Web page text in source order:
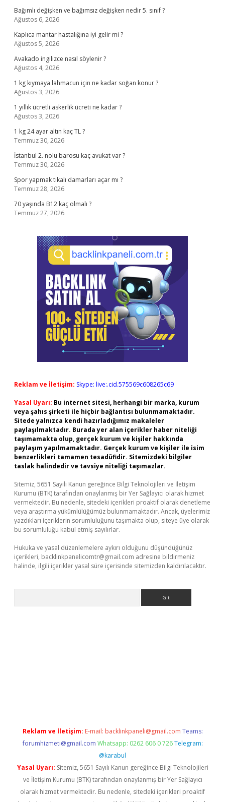
Bağımlı değişken ve bağımsız değişken nedir 5. sınıf ?
Ağustos 6, 2026
Kaplıca mantar hastalığına iyi gelir mi ?
Ağustos 5, 2026
Avakado ingilizce nasıl söylenir ?
Ağustos 4, 2026
1 kg kıymaya lahmacun için ne kadar soğan konur ?
Ağustos 3, 2026
1 yıllık ücretli askerlik ücreti ne kadar ?
Ağustos 3, 2026
1 kg 24 ayar altın kaç TL ?
Temmuz 30, 2026
İstanbul 2. nolu barosu kaç avukat var ?
Temmuz 30, 2026
Spor yapmak tıkalı damarları açar mı ?
Temmuz 28, 2026
70 yaşında B12 kaç olmalı ?
Temmuz 27, 2026
Reklam ve İletişim: Skype: live:.cid.575569c608265c69
Yasal Uyarı: Bu internet sitesi, herhangi bir marka, kurum
veya şahıs şirketi ile hiçbir bağlantısı bulunmamaktadır.
Sitede yalnızca kendi hazırladığımız makaleler
paylaşılmaktadır. Burada yer alan içerikler haber niteliği
taşımamakta olup, gerçek kurum ve kişiler hakkında
paylaşım yapılmamaktadır. Gerçek kurum ve kişiler ile isim
benzerlikleri tamamen tesadüfidir. Sitemizdeki bilgiler
taslak halindedir ve tavsiye niteliği taşımazlar.
Sitemiz, 5651 Sayılı Kanun gereğince Bilgi Teknolojileri ve İletişim
Kurumu (BTK) tarafından onaylanmış bir Yer Sağlayıcı olarak hizmet
vermektedir. Bu nedenle, sitedeki içerikleri proaktif olarak denetleme
veya araştırma yükümlülüğümüz bulunmamaktadır. Ancak, üyelerimiz
yazdıkları içeriklerin sorumluluğunu taşımakta olup, siteye üye olarak
bu sorumluluğu kabul etmiş sayılırlar.
Hukuka ve yasal düzenlemelere aykırı olduğunu düşündüğünüz
içerikleri, backlinkpanelicomtr@gmail.com adresine bildirmeniz
halinde, ilgili içerikler yasal süre içerisinde sitemizden kaldırılacaktır.
Reklam ve İletişim: E-mail: backlinkpaneli@gmail.com Teams:
forumhizmeti@gmail.com Whatsapp: 0262 606 0 726 Telegram:
@karabul
Yasal Uyarı: Sitemiz, 5651 Sayılı Kanun gereğince Bilgi Teknolojileri
ve İletişim Kurumu (BTK) tarafından onaylanmış bir Yer Sağlayıcı
olarak hizmet vermektedir. Bu nedenle, sitedeki içerikleri proaktif